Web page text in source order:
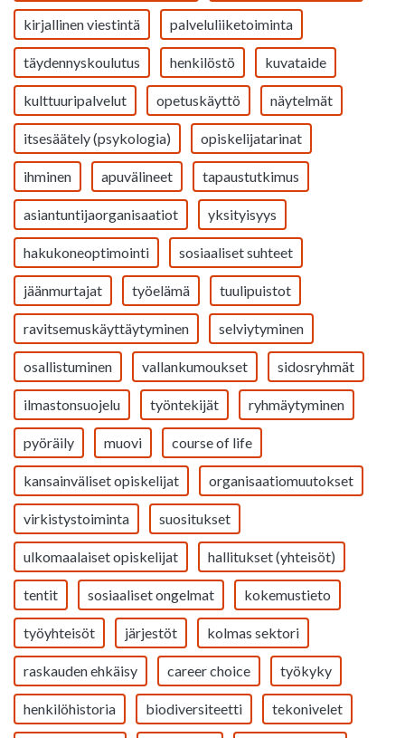
kirjallinen viestintä palveluliiketoiminta
täydennyskoulutus henkilöstö kuvataide
kulttuuripalvelut opetuskäyttö näytelmät
itsesäätely (psykologia) opiskelijatarinat
ihminen apuvälineet tapaustutkimus
asiantuntijaorganisaatiot yksityisyys
hakukoneoptimointi sosiaaliset suhteet
jäänmurtajat työelämä tuulipuistot
ravitsemuskäyttäytyminen selviytyminen
osallistuminen vallankumoukset sidosryhmät
ilmastonsuojelu työntekijät ryhmäytyminen
pyöräily muovi course of life
kansainväliset opiskelijat organisaatiomuutokset
virkistystoiminta suositukset
ulkomaalaiset opiskelijat hallitukset (yhteisöt)
tentit sosiaaliset ongelmat kokemustieto
työyhteisöt järjestöt kolmas sektori
raskauden ehkäisy career choice työkyky
henkilöhistoria biodiversiteetti tekonivelet